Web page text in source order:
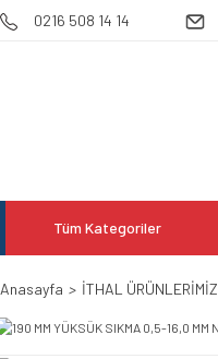
0216 508 14 14
Tüm Kategoriler
Anasayfa İTHAL ÜRÜNLERİMİZ